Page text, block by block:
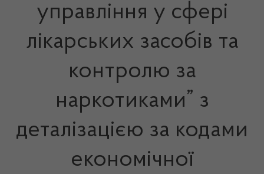
управління у сфері
лікарських засобів та
контролю за
наркотиками” з
деталізацією за кодами
економічної